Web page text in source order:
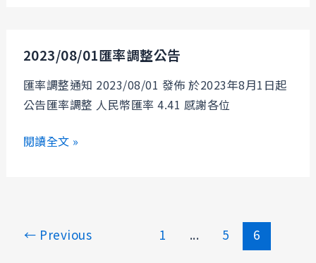
2023/08/01匯率調整公告
匯率調整通知 2023/08/01 發佈 於2023年8月1日起
公告匯率調整 人民幣匯率 4.41 感謝各位
匯
率
調
公
閱讀全文 »
← Previous 1 ... 5 6